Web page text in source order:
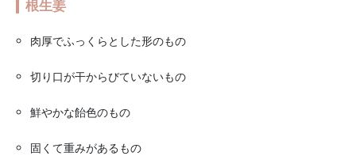
根生姜
肉厚でふっくらとした形のもの
切り口が干からびていないもの
鮮やかな飴色のもの
固くて重みがあるもの